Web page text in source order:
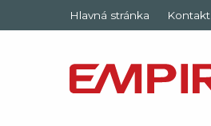
Hlavná stránka Kontakt